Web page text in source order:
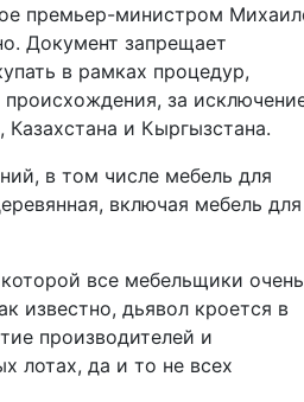
премьер-министром
Документ запрещает
в рамках процедур,
за
и Кыргызстана.
в том числе мебель для
включая мебель для
все мебельщики очень
дьявол кроется в
производителей и
лотах, да и то не всех